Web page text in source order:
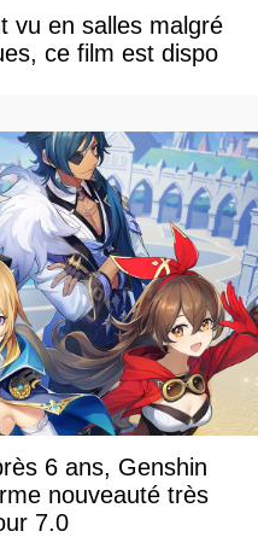
vu en salles malgré
ce film est dispo
6 ans, Genshin
nouveauté très
7.0